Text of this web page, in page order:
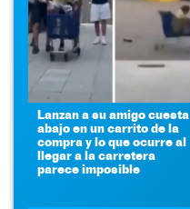
Lanzan a su amigo cuesta
abajo en un carrito de la
compra y lo que ocurre al
llegar a la carretera
parece imposible